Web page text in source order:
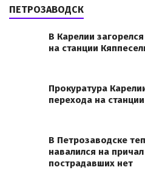
ПЕТРОЗАВОДСК
В Карелии
на станции
Прокуратура
перехода на
В Петрозаводске
навалился на
пострадавших нет